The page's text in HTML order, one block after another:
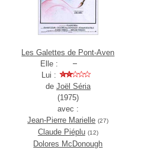
Les Galettes de Pont-Aven
Elle :
Lui :
de Joël Séria
(1975)
avec :
Jean-Pierre Marielle (27)
Claude Piéplu (12)
Dolores McDonough